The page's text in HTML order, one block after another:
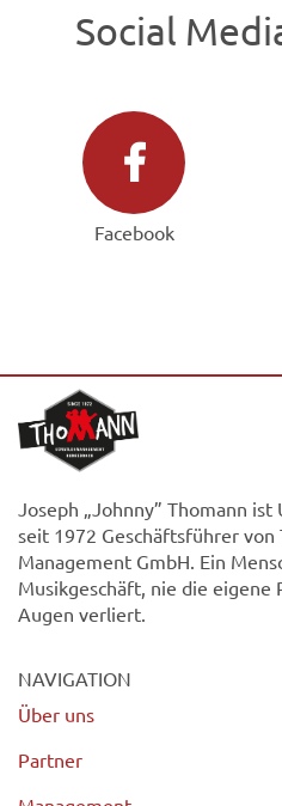
Social
Facebook
Joseph „Johnny” Thomann
seit 1972 Geschäftsführer
Management GmbH. Ein
Musikgeschäft, nie die eigene
Augen verliert.
NAVIGATION
Über uns
Partner